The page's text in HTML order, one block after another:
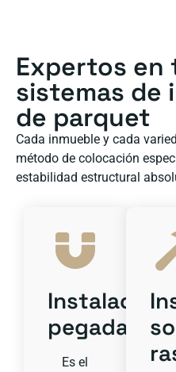
Expertos en
sistemas de
de parquet
Cada inmueble y cada
método de colocación
estabilidad estructural
Instalación
pegada
Es el